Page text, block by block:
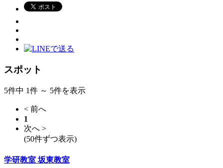
スポット
5件中 1件 ～ 5件を表示
< 前へ
1
次へ >
(50件ずつ表示)
学研教室 坂東教室